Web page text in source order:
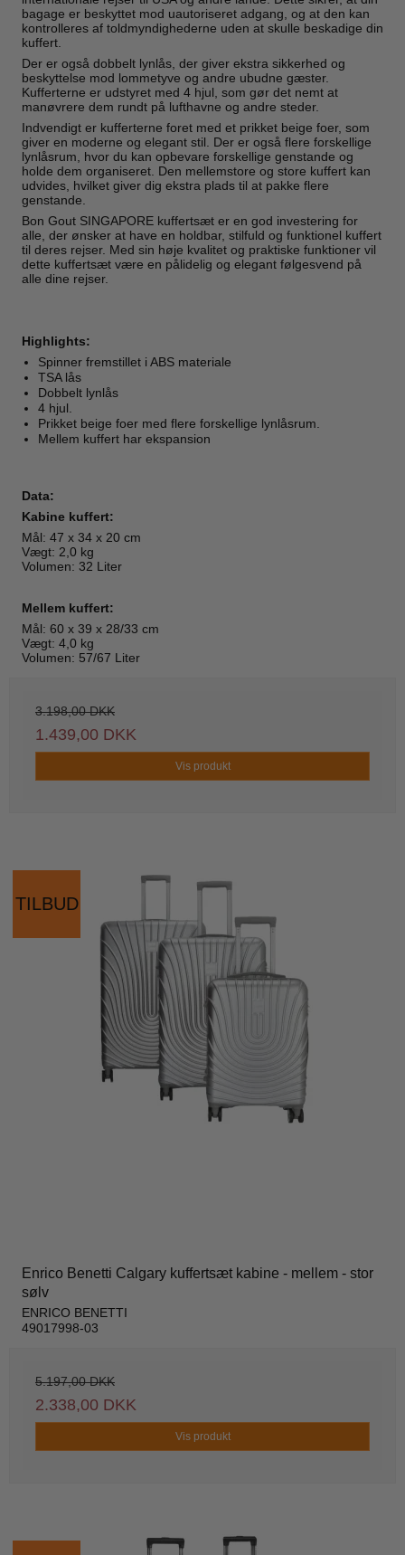
bagage er beskyttet mod uautoriseret adgang, og at den kan
kontrolleres af toldmyndighederne uden at skulle beskadige din
kuffert.
Der er også dobbelt lynlås, der giver ekstra sikkerhed og
beskyttelse mod lommetyve og andre ubudne gæster.
Kufferterne er udstyret med 4 hjul, som gør det nemt at
manøvrere dem rundt på lufthavne og andre steder.
Indvendigt er kufferterne foret med et prikket beige foer, som
giver en moderne og elegant stil. Der er også flere forskellige
lynlåsrum, hvor du kan opbevare forskellige genstande og
holde dem organiseret. Den mellemstore og store kuffert kan
udvides, hvilket giver dig ekstra plads til at pakke flere
genstande.
Bon Gout SINGAPORE kuffertsæt er en god investering for
alle, der ønsker at have en holdbar, stilfuld og funktionel kuffert
til deres rejser. Med sin høje kvalitet og praktiske funktioner vil
dette kuffertsæt være en pålidelig og elegant følgesvend på
alle dine rejser.
Highlights:
Spinner fremstillet i ABS materiale
TSA lås
Dobbelt lynlås
4 hjul.
Prikket beige foer med flere forskellige lynlåsrum.
Mellem kuffert har ekspansion
Data:
Kabine kuffert:
Mål: 47 x 34 x 20 cm
Vægt: 2,0 kg
Volumen: 32 Liter
Mellem kuffert:
Mål: 60 x 39 x 28/33 cm
Vægt: 4,0 kg
Volumen: 57/67 Liter
3.198,00 DKK
1.439,00 DKK
Vis produkt
TILBUD
Enrico Benetti Calgary kuffertsæt kabine - mellem - stor
sølv
ENRICO BENETTI
49017998-03
5.197,00 DKK
2.338,00 DKK
Vis produkt